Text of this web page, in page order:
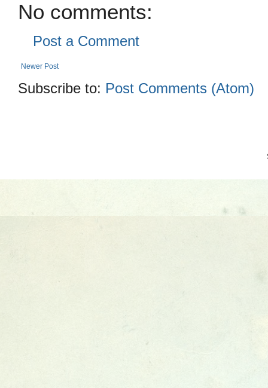
No comments:
Post a Comment
Newer Post
Subscribe to: Post Comments (Atom)